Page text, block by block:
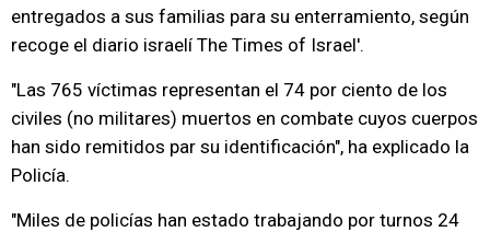
entregados a sus familias para su enterramiento, según
recoge el diario israelí The Times of Israel'.
"Las 765 víctimas representan el 74 por ciento de los
civiles (no militares) muertos en combate cuyos cuerpos
han sido remitidos par su identificación", ha explicado la
Policía.
"Miles de policías han estado trabajando por turnos 24